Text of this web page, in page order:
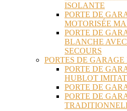
ISOLANTE
PORTE DE
MOTORISÉE
PORTE DE
BLANCHE
SECOURS
PORTES DE
PORTE DE
HUBLOT
PORTE DE
PORTE DE